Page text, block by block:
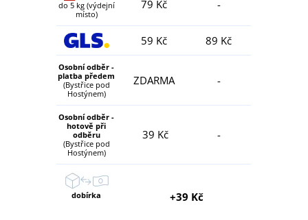
do 5 kg (výdejní
místo)
79 Kč -
59 Kč 89 Kč
Osobní odběr -
platba předem
(Bystřice pod
Hostýnem)
ZDARMA -
Osobní odběr -
hotově při
odběru
(Bystřice pod
Hostýnem)
39 Kč -
dobírka +39 Kč